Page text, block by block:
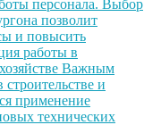
персонала. Выбор
позволит
и повысить
работы в
Важным
и
применение
технических